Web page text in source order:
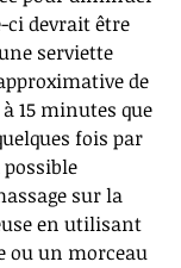
ci devrait être
serviette
de
15 minutes que
fois par
sur la
en utilisant
ou un morceau